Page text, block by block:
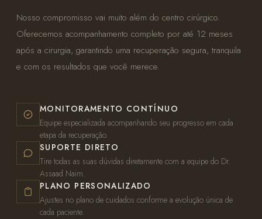
Nosso compromisso vai muito além do centro cirúrgico.
Oferecemos acompanhamento completo por até 12 meses
após a cirurgia, garantindo uma recuperação segura, tranquila
e com os resultados que você merece.
MONITORAMENTO CONTÍNUO
Equipe especializada acompanhando seu progresso em cada
etapa da recuperação.
SUPORTE DIRETO
Tire todas as suas dúvidas diretamente com a equipe do Dr.
Assaad Naim.
PLANO PERSONALIZADO
Ajustes no plano de cuidados conforme a evolução única de
cada paciente.